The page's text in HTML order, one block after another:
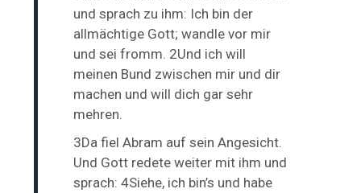
und sprach zu ihm: Ich bin der
allmächtige Gott; wandle vor mir
und sei fromm. 2Und ich will
meinen Bund zwischen mir und dir
machen und will dich gar sehr
mehren.
3Da fiel Abram auf sein Angesicht.
Und Gott redete weiter mit ihm und
sprach: 4Siehe, ich bin’s und habe